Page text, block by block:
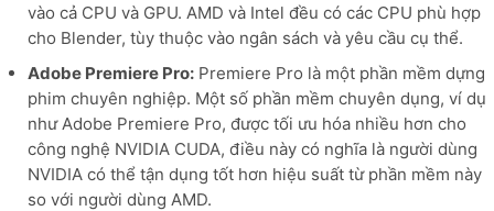
vào cả CPU và GPU. AMD và Intel đều có các CPU phù hợp
cho Blender, tùy thuộc vào ngân sách và yêu cầu cụ thể.
Adobe Premiere Pro:Premiere Pro là một phần mềm dựng
phim chuyên nghiệp. Một số phần mềm chuyên dụng, ví dụ
như Adobe Premiere Pro, được tối ưu hóa nhiều hơn cho
công nghệ NVIDIA CUDA, điều này có nghĩa là người dùng
NVIDIA có thể tận dụng tốt hơn hiệu suất từ phần mềm này
so với người dùng AMD.